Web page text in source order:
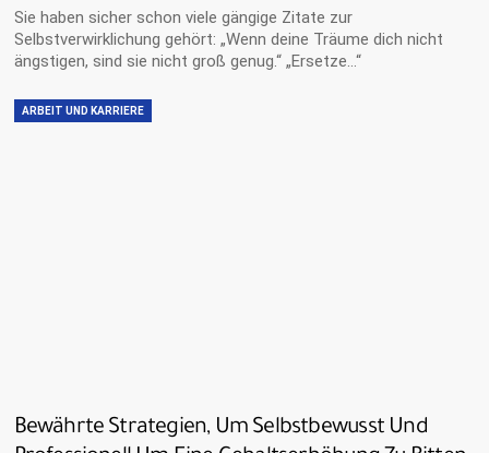
Sie haben sicher schon viele gängige Zitate zur
Selbstverwirklichung gehört: „Wenn deine Träume dich nicht
ängstigen, sind sie nicht groß genug.“ „Ersetze…“
ARBEIT UND KARRIERE
Bewährte Strategien, Um Selbstbewusst Und